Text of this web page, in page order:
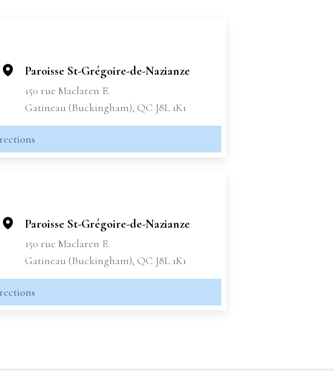
Paroisse St-Grégoire-de-Nazianze
150 rue Maclaren E.
Gatineau (Buckingham), QC J8L 1K1
Paroisse St-Grégoire-de-Nazianze
150 rue Maclaren E.
Gatineau (Buckingham), QC J8L 1K1